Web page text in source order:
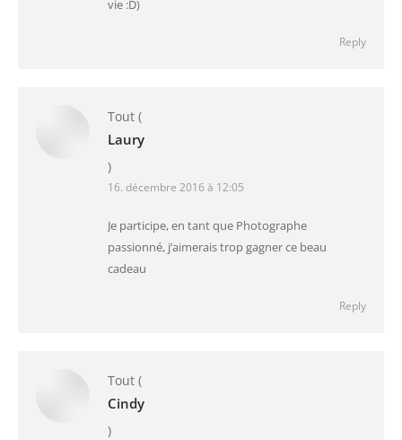
vie :D)
Reply
Tout (
Laury
)
16. décembre 2016 à 12:05
Je participe, en tant que Photographe
passionné, j’aimerais trop gagner ce beau
cadeau
Reply
Tout (
Cindy
)